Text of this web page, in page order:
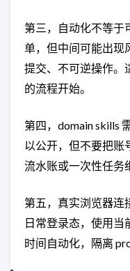
第三，自动化不等于
单，但中间可能出现
提交、不可逆操作。
的流程开始。
第四，domain skills
以公开，但不要把账
流水账或一次性任务
第五，真实浏览器连
日常登录态，使用当
时间自动化，隔离